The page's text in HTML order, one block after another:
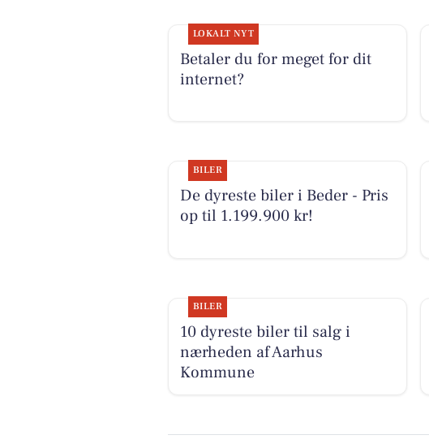
LOKALT NYT
Betaler du for meget for dit
internet?
BILER
De dyreste biler i Beder - Pris
op til 1.199.900 kr!
BILER
10 dyreste biler til salg i
nærheden af Aarhus
Kommune